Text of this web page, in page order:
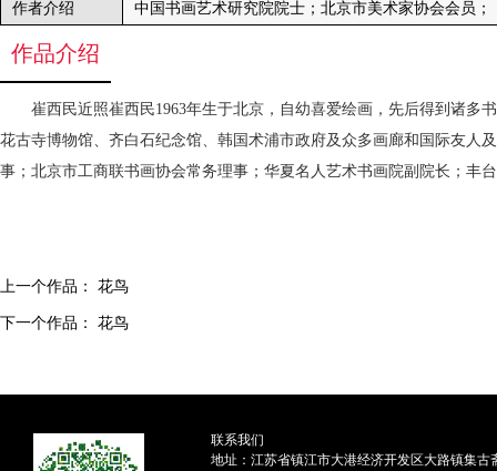
作者介绍
中国书画艺术研究院院士；北京市美术家协会会员；
作品介绍
崔西民近照崔西民1963年生于北京，自幼喜爱绘画，先后得到诸
花古寺博物馆、齐白石纪念馆、韩国术浦市政府及众多画廊和国际友人
事；北京市工商联书画协会常务理事；华夏名人艺术书画院副院长；丰
上一个作品： 花鸟
下一个作品： 花鸟
联系我们
地址：江苏省镇江市大港经济开发区大路镇集古